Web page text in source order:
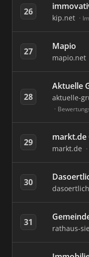
26
kip.net
27 Mapio
mapio.net
28
Aktuelle
aktuelle-
29 markt.de
markt.de
30
31
rathaus-